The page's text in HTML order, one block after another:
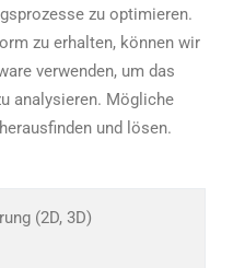
zu optimieren.
zu erhalten, können wir
verwenden, um das
analysieren. Mögliche
und lösen.
(2D, 3D)